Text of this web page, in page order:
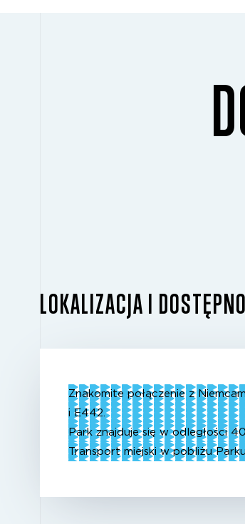
LOKALIZACJA I
Znakomite połączenie z
i E442.
Park znajduje się w odległości
Transport miejski w pobliżu